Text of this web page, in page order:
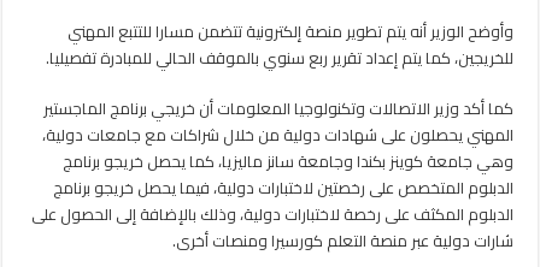
وأوضح الوزير أنه يتم تطوير منصة إلكترونية تتضمن مسارا للتتبع المهني
للخريجين، كما يتم إعداد تقرير ربع سنوي بالموقف الحالي للمبادرة تفصيليا.
كما أكد وزير الاتصالات وتكنولوجيا المعلومات أن خريجي برنامج الماجستير
المهني يحصلون على شهادات دولية من خلال شراكات مع جامعات دولية،
وهي جامعة كوينز بكندا وجامعة سانز ماليزيا، كما يحصل خريجو برنامج
الدبلوم المتخصص على رخصتين لاختبارات دولية، فيما يحصل خريجو برنامج
الدبلوم المكثف على رخصة لاختبارات دولية، وذلك بالإضافة إلى الحصول على
شارات دولية عبر منصة التعلم كورسيرا ومنصات أخرى.